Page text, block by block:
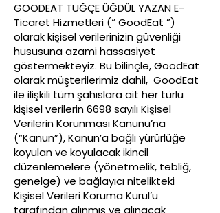
GOODEAT TUĞÇE ÜĞDÜL YAZAN E-
Ticaret Hizmetleri (“ GoodEat ”)
olarak kişisel verilerinizin güvenliği
hususuna azami hassasiyet
göstermekteyiz. Bu bilinçle, GoodEat
olarak müşterilerimiz dahil, GoodEat
ile ilişkili tüm şahıslara ait her türlü
kişisel verilerin 6698 sayılı Kişisel
Verilerin Korunması Kanunu’na
(“Kanun”), Kanun’a bağlı yürürlüğe
koyulan ve koyulacak ikincil
düzenlemelere (yönetmelik, tebliğ,
genelge) ve bağlayıcı nitelikteki
Kişisel Verileri Koruma Kurul’u
tarafından alınmış ve alınacak